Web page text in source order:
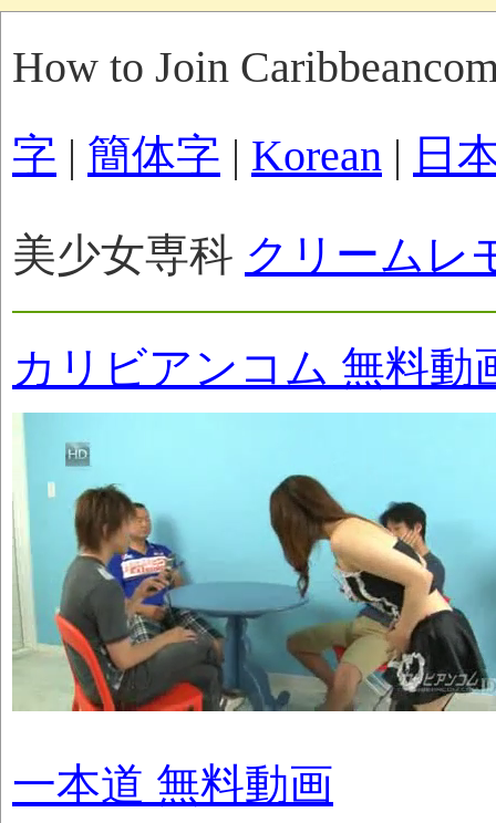
How to Join
字 | 簡体字 | Korean | 日
美少女専科 クリームレ
カリビアンコム 無料動
一本道 無料動画